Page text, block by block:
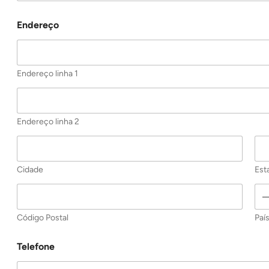
Endereço
Endereço linha 1
Endereço linha 2
Cidade
Código Postal País
Telefone